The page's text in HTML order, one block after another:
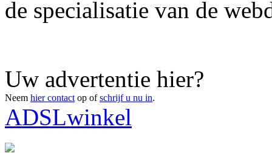
de specialisatie van de
Uw advertentie hier?
Neem hier contact op ofschrijf u nu in.
ADSLwinkel